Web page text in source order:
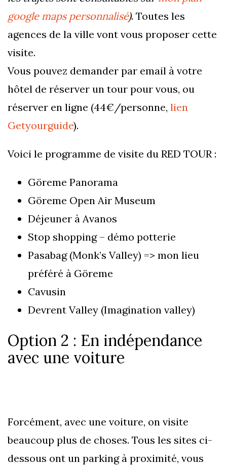
google maps personnalisé). Toutes les
agences de la ville vont vous proposer cette
visite.
Vous pouvez demander par email à votre
hôtel de réserver un tour pour vous, ou
réserver en ligne (44€/personne, lien
Getyourguide).
Voici le programme de visite du RED TOUR :
Göreme Panorama
Göreme Open Air Museum
Déjeuner à Avanos
Stop shopping – démo potterie
Pasabag (Monk’s Valley) => mon lieu
préféré à Göreme
Cavusin
Devrent Valley (Imagination valley)
Option 2 : En indépendance
avec une voiture
Forcément, avec une voiture, on visite
beaucoup plus de choses. Tous les sites ci-
dessous ont un parking à proximité, vous